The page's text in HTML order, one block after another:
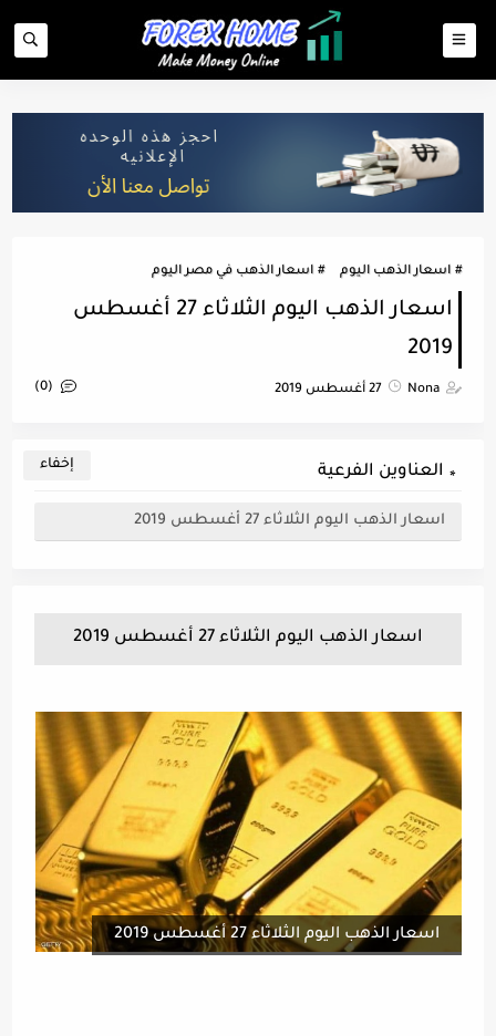
اسعار الذهب اليوم اسعار الذهب في مصر اليوم
اسعار الذهب اليوم الثلاثاء 27 أغسطس
2019
Nona 27 أغسطس 2019 (0)
العناوين الفرعية
اسعار الذهب اليوم الثلاثاء 27 أغسطس 2019
اسعار الذهب اليوم الثلاثاء 27 أغسطس 2019
اسعار الذهب اليوم الثلاثاء 27 أغسطس 2019